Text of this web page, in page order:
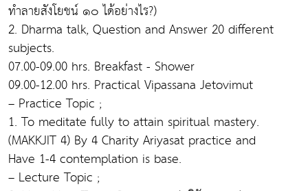
ทำลายสังโยชน์ ๑๐ ได้อย่างไร?)
2. Dharma talk, Question and Answer 20 different
subjects.
07.00-09.00 hrs. Breakfast - Shower
09.00-12.00 hrs. Practical Vipassana Jetovimut
– Practice Topic ;
1. To meditate fully to attain spiritual mastery.
(MAKKJIT 4) By 4 Charity Ariyasat practice and
Have 1-4 contemplation is base.
– Lecture Topic ;